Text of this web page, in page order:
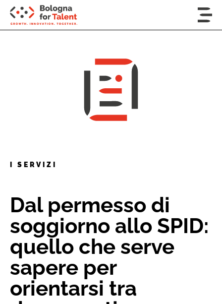
I SERVIZI
Dal permesso di
soggiorno allo SPID:
quello che serve
sapere per
orientarsi tra